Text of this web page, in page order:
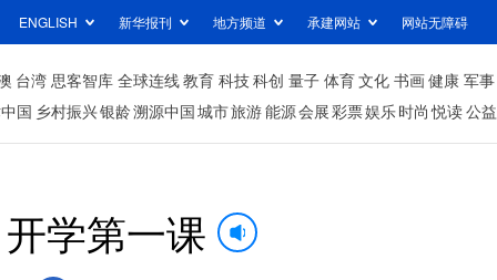
ENGLISH 新华报刊 地方频道 承建网站 网站无障碍
台湾 思客智库 全球连线教育 科技科创 量子 体育文化 书画健康 军事
国 乡村振兴银龄溯源中国城市旅游能源会展彩票娱乐时尚 悦读公益
开学第一课